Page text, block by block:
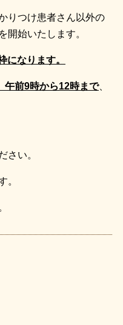
りつけ患者さん以外の
開始いたします。
になります。
午前9時から12時まで、
さい。
。